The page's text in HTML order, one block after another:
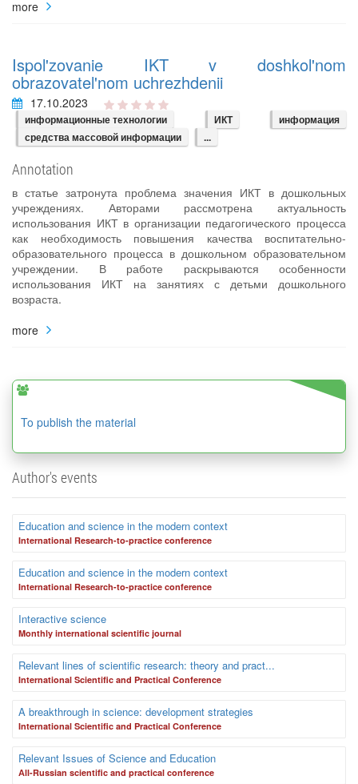
more
Ispol'zovanie IKT v doshkol'nom
obrazovatel'nom uchrezhdenii
17.10.2023
информационные технологии ИКТ
информация
средства массовой информации
...
Annotation
в статье затронута проблема значения ИКТ в дошкольных
учреждениях. Авторами рассмотрена актуальность
использования ИКТ в организации педагогического процесса
как необходимость повышения качества воспитательно-
образовательного процесса в дошкольном образовательном
учреждении. В работе раскрываются особенности
использования ИКТ на занятиях с детьми дошкольного
возраста.
more
To publish the material
Author's events
Education and science in the modern context
International Research-to-practice conference
Education and science in the modern context
International Research-to-practice conference
Interactive science
Monthly international scientific journal
Relevant lines of scientific research: theory and pract...
International Scientific and Practical Conference
A breakthrough in science: development strategies
International Scientific and Practical Conference
Relevant Issues of Science and Education
Аll-Russian scientific and practical conference